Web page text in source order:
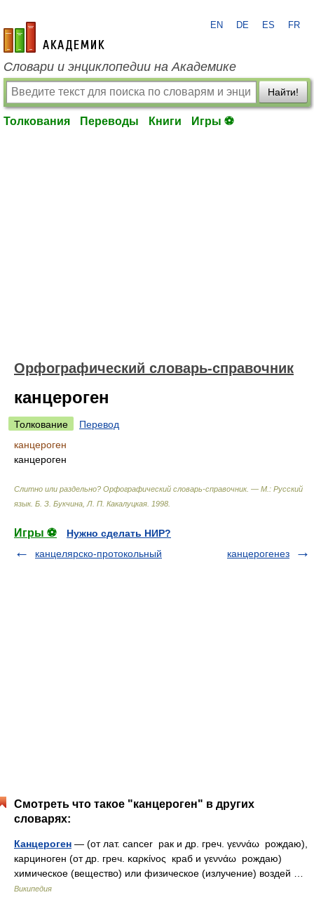
academic.ru
EN DE ES FR
Словари и энциклопедии на Академике
Найти!
Толкования Переводы Книги Игры ⚽
Орфографический словарь-справочник
канцероген
Толкование
Перевод
канцероген
канцероген
Слитно или раздельно? Орфографический словарь-справочник. — М.: Русский
язык. Б. З. Букчина, Л. П. Какалуцкая 1998
Игры ⚽
Нужно сделать НИР?
канцелярско-протокольный
канцерогенез
Смотреть что такое "канцероген" в других
словарях:
Канцероген — (от лат. cancer рак и др. греч. γεννάω рождаю),
карциноген (от др. греч. καρκίνος краб и γεννάω рождаю)
химическое (вещество) или физическое (излучение) воздей …
Википедия